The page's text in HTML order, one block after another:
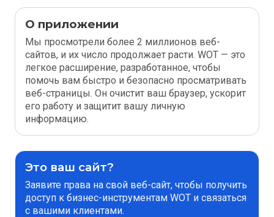
О приложении
Мы просмотрели более 2 миллионов веб-
сайтов, и их число продолжает расти. WOT — это
легкое расширение, разработанное, чтобы
помочь вам быстро и безопасно просматривать
веб-страницы. Он очистит ваш браузер, ускорит
его работу и защитит вашу личную
информацию.
Это ваш сайт?
Заявите права на свой веб-сайт, чтобы получить
доступ к бизнес-инструментам WOT и связаться
с вашими клиентами.